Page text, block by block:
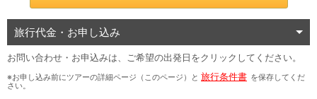
旅行代金・お申し込み
お問い合わせ・お申込みは、ご希望の出発日をクリックしてください。
※お申し込み前にツアーの詳細ページ（このページ）と 旅行条件書 を保存してくだ
さい。